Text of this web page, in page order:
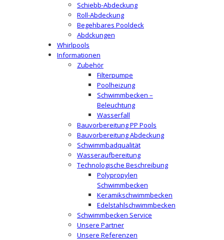
Schiebb-Abdeckung
Roll-Abdeckung
Begehbares Pooldeck
Abdckungen
Whirlpools
Informationen
Zubehör
Filterpumpe
Poolheizung
Schwimmbecken –
Beleuchtung
Wasserfall
Bauvorbereitung PP Pools
Bauvorbereitung Abdeckung
Schwimmbadqualität
Wasseraufbereitung
Technologische Beschreibung
Polypropylen
Schwimmbecken
Keramikschwimmbecken
Edelstahlschwimmbecken
Schwimmbecken Service
Unsere Partner
Unsere Referenzen